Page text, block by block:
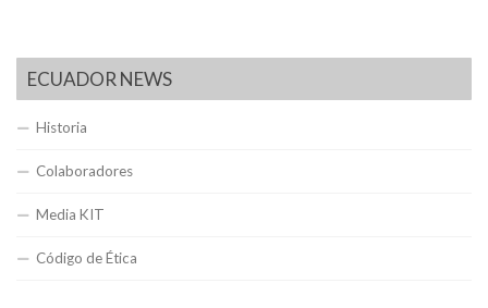
ECUADOR NEWS
Historia
Colaboradores
Media KIT
Código de Ética